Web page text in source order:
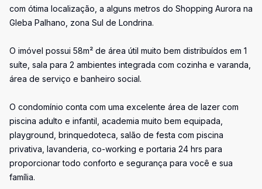
com ótima localização, a alguns metros do Shopping Aurora na
Gleba Palhano, zona Sul de Londrina.
O imóvel possui 58m² de área útil muito bem distribuídos em 1
suíte, sala para 2 ambientes integrada com cozinha e varanda,
área de serviço e banheiro social.
O condomínio conta com uma excelente área de lazer com
piscina adulto e infantil, academia muito bem equipada,
playground, brinquedoteca, salão de festa com piscina
privativa, lavanderia, co-working e portaria 24 hrs para
proporcionar todo conforto e segurança para você e sua
família.